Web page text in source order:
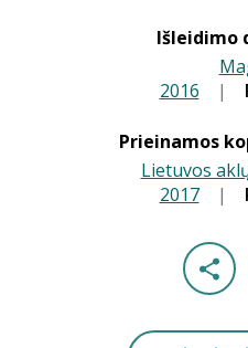
Išleidimo
2016 |
Prieinamos
Lietuvos
2017 |